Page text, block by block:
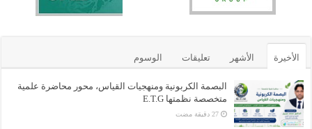
الأخيرة الأشهر تعليقات الوسوم
البصمة الكربونية ومنهجيات القياس، محور محاضرة علمية
متخصصة نظمتها E.T.G